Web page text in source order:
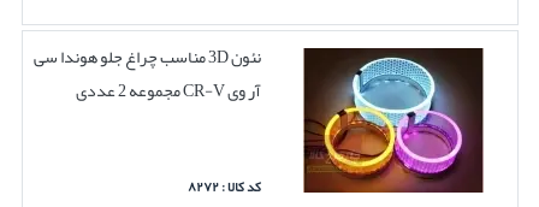
نئون 3D مناسب چراغ جلو هوندا سی
آر وی CR-V مجموعه 2 عددی
کد کالا : ۸۲۷۲